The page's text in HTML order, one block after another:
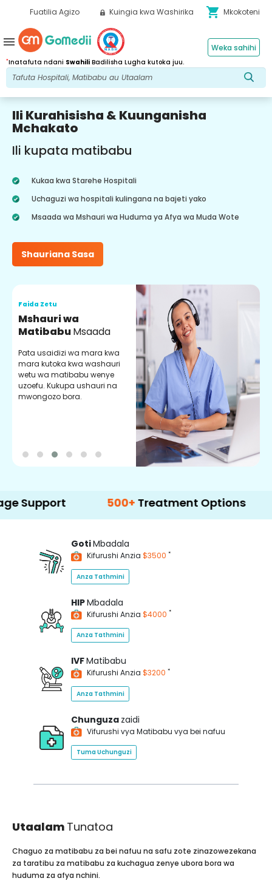
Fuatilia Agizo Kuingia kwa Washirika shopping_cart Mkokoteni
*Inatafuta ndani Swahili Badilisha Lugha kutoka juu.
Weka sahihi
menu
Ili Kurahisisha & Kuunganisha
Mchakato
Ili kupata matibabu
Kukaa kwa Starehe Hospitali
Uchaguzi wa hospitali kulingana na bajeti yako
Msaada wa Mshauri wa Huduma ya Afya wa Muda Wote
Shauriana Sasa
Faida Zetu
Mshauri wa
MatibabuMsaada
Pata usaidizi wa mara kwa
mara kutoka kwa washauri
wetu wa matibabu wenye
uzoefu. Kukupa ushauri na
mwongozo bora.
500+ Treatment Options
GotiMbadala
Kifurushi Anzia $3500 *
Anza Tathmini
HIPMbadala
Kifurushi Anzia $4000 *
Anza Tathmini
IVFMatibabu
Kifurushi Anzia $3200 *
Anza Tathmini
Chunguza zaidi
Vifurushi vya Matibabu vya bei nafuu
Tuma Uchunguzi
Utaalam Tunatoa
Chaguo za matibabu za bei nafuu na safu zote zinazowezekana
za taratibu za matibabu za kuchagua zenye ubora bora wa
huduma za afya nchini.